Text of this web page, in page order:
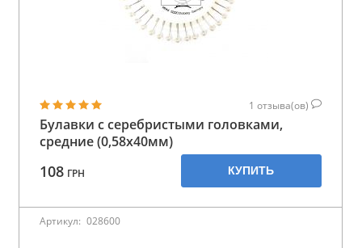
1 отзыва(ов)
Булавки с серебристыми головками,
средние (0,58х40мм)
108 ГРН КУПИТЬ
Артикул: 028600